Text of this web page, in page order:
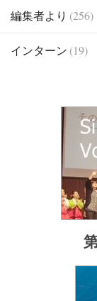
編集者より (256)
インターン (19)